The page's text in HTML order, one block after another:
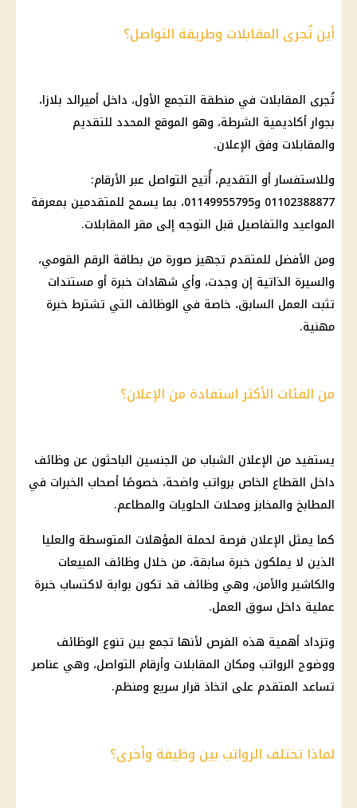
أين تُجرى المقابلات وطريقة التواصل؟
تُجرى المقابلات في منطقة التجمع الأول، داخل أميرالد بلازا،
بجوار أكاديمية الشرطة، وهو الموقع المحدد للتقديم
والمقابلات وفق الإعلان.
وللاستفسار أو التقديم، أُتيح التواصل عبر الأرقام:
01102388877 و01149955795، بما يسمح للمتقدمين بمعرفة
المواعيد والتفاصيل قبل التوجه إلى مقر المقابلات.
ومن الأفضل للمتقدم تجهيز صورة من بطاقة الرقم القومي،
والسيرة الذاتية إن وجدت، وأي شهادات خبرة أو مستندات
تثبت العمل السابق، خاصة في الوظائف التي تشترط خبرة
مهنية.
من الفئات الأكثر استفادة من الإعلان؟
يستفيد من الإعلان الشباب من الجنسين الباحثون عن وظائف
داخل القطاع الخاص برواتب واضحة، خصوصًا أصحاب الخبرات في
المطابخ والمخابز ومحلات الحلويات والمطاعم.
كما يمثل الإعلان فرصة لحملة المؤهلات المتوسطة والعليا
الذين لا يملكون خبرة سابقة، من خلال وظائف المبيعات
والكاشير والأمن، وهي وظائف قد تكون بوابة لاكتساب خبرة
عملية داخل سوق العمل.
وتزداد أهمية هذه الفرص لأنها تجمع بين تنوع الوظائف
ووضوح الرواتب ومكان المقابلات وأرقام التواصل، وهي عناصر
تساعد المتقدم على اتخاذ قرار سريع ومنظم.
لماذا تختلف الرواتب بين وظيفة وأخرى؟